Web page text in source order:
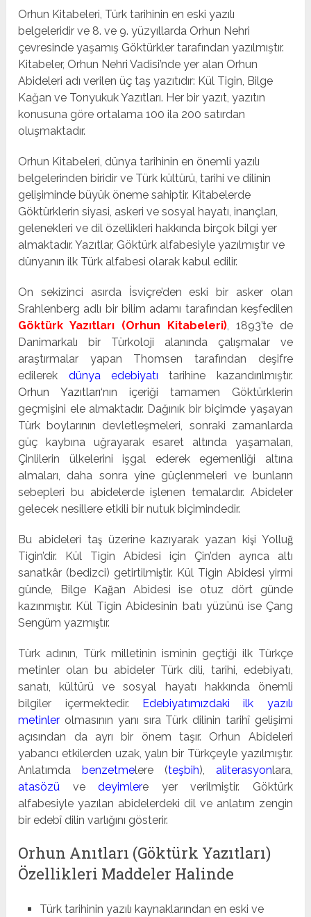
Orhun Kitabeleri, Türk tarihinin en eski yazılı
belgeleridir ve 8. ve 9. yüzyıllarda Orhun Nehri
çevresinde yaşamış Göktürkler tarafından yazılmıştır.
Kitabeler, Orhun Nehri Vadisi’nde yer alan Orhun
Abideleri adı verilen üç taş yazıtıdır: Kül Tigin, Bilge
Kağan ve Tonyukuk Yazıtları. Her bir yazıt, yazıtın
konusuna göre ortalama 100 ila 200 satırdan
oluşmaktadır.
Orhun Kitabeleri, dünya tarihinin en önemli yazılı
belgelerinden biridir ve Türk kültürü, tarihi ve dilinin
gelişiminde büyük öneme sahiptir. Kitabelerde
Göktürklerin siyasi, askeri ve sosyal hayatı, inançları,
gelenekleri ve dil özellikleri hakkında birçok bilgi yer
almaktadır. Yazıtlar, Göktürk alfabesiyle yazılmıştır ve
dünyanın ilk Türk alfabesi olarak kabul edilir.
On sekizinci asırda İsviçre’den eski bir asker olan
Srahlenberg adlı bir bilim adamı tarafından keşfedilen
Göktürk Yazıtları (Orhun Kitabeleri), 1893’te de
Danimarkalı bir Türkoloji alanında çalışmalar ve
araştırmalar yapan Thomsen tarafın­dan deşifre
edilerek dünya edebiyatı tarihine kazandırılmıştır.
Orhun Yazıtları‘nın içeriği tamamen Göktürklerin
geçmişini ele almaktadır. Dağınık bir biçimde yaşayan
Türk boylarının devletleşmeleri, sonraki zamanlarda
güç kaybına uğrayarak esaret altında yaşamaları,
Çinlilerin ülkelerini işgal ederek egemenliği altına
almaları, daha sonra yine güçlenmele­ri ve bunların
sebepleri bu abidelerde işlenen temalardır. Abideler
gelecek nesillere etkili bir nutuk biçimindedir.
Bu abideleri taş üzerine kazıyarak yazan kişi Yolluğ
Tigin’dir. Kül Tigin Abidesi için Çin’den ayrıca altı
sanatkâr (bedizci) getirtilmiştir. Kül Tigin Abidesi yirmi
günde, Bilge Kağan Abidesi ise otuz dört günde
kazınmıştır. Kül Tigin Abidesinin batı yüzünü ise Çang
Sengüm yazmıştır.
Türk adının, Türk milletinin isminin geçtiği ilk Türkçe
metinler olan bu abideler Türk dili, tarihi, edebiyatı,
sanatı, kültürü ve sosyal hayatı hakkında önemli
bilgiler içermektedir.
Edebiyatımızdaki ilk yazılı
metinler olmasının yanı sıra Türk dilinin tarihî gelişimi
açısından da ayrı bir önem taşır. Orhun Abideleri
yabancı etkilerden uzak, yalın bir Türkçeyle yazılmıştır.
Anlatımda
benzetmelere (teşbih), aliterasyonlara,
atasözü vedeyimlere yer verilmiştir. Göktürk
alfabesiyle yazılan abidelerdeki dil ve anlatım zengin
bir edebî dilin varlığını gösterir.
Orhun Anıtları (Göktürk Yazıtları)
Özellikleri Maddeler Halinde
Türk tarihinin yazılı kaynaklarından en eski ve